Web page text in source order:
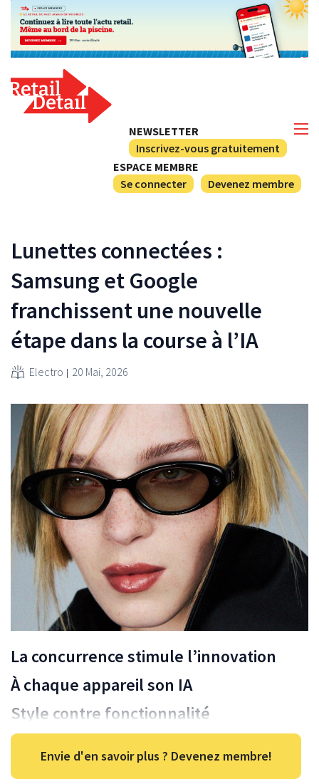
NEWSLETTER
Inscrivez-vous gratuitement
ESPACE MEMBRE
Se connecter
Devenez membre
Lunettes connectées :
Samsung et Google
franchissent une nouvelle
étape dans la course à l’IA
Electro 20 Mai, 2026
La concurrence stimule l’innovation
À chaque appareil son IA
Style contre fonctionnalité
Envie d'en savoir plus ? Devenez membre!